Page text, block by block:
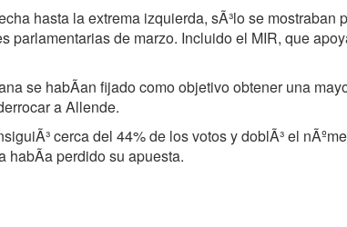
hasta la extrema izquierda, sÃ³lo se mostraban
parlamentarias de marzo. Incluido el MIR, que
se habÃan fijado como objetivo obtener una
a Allende.
cerca del 44% de los votos y doblÃ³ el
habÃa perdido su apuesta.